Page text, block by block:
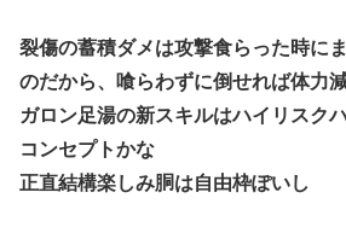
裂傷の蓄積ダメは攻撃食らった時に
のだから、喰らわずに倒せれば体力
ガロン足湯の新スキルはハイリスク
コンセプトかな
正直結構楽しみ胴は自由枠ぽいし